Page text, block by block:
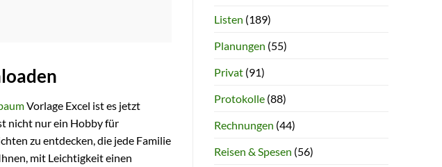
Vorlage Excel ist es jetzt
nicht nur ein Hobby für
zu entdecken, die jede Familie
mit Leichtigkeit einen
Listen (189)
Planungen (55)
Privat(91)
Protokolle(88)
Rechnungen (44)
Reisen & Spesen (56)